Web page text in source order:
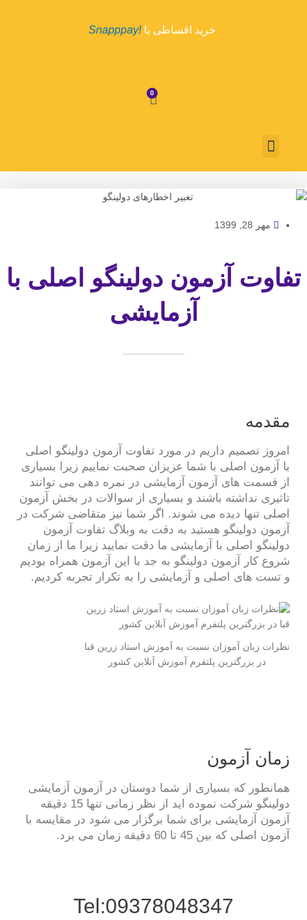
خرید اقساطی با!Snapppay
0سبد
منو
مهر 28, 1399
تفاوت آزمون دولینگو اصلی با
آزمایشی
مقدمه
امروز تصمیم داریم در مورد تفاوت آزمون دولینگو اصلی
با آزمون اصلی با شما عزیزان صحبت نماییم زیرا بسیاری
از قسمت های آزمون آزمایشی در نمره دهی می توانند
تاثیری نداشته باشند و بسیاری از سوالات در بخش آزمون
اصلی تنها دیده می شوند. اگر شما نیز متقاضی شرکت در
آزمون دولینگو هستید به دقت به وبلاگ تفاوت آزمون
دولینگو اصلی با آزمایشی ما دقت نمایید زیرا ما از زمان
شروع کار آزمون دولینگو به جد با این آزمون همراه بودیم
و تست های اصلی و آزمایشی را به تکرار تجربه کردیم.
نظرات زبان آموزان نسبت به آموزش استاد زرین قبا
در بزرگترین پلتفرم آموزش آنلاین کشور
زمان آزمون
همانطور که بسیاری از شما دوستان در آزمون آزمایشی
دولینگو شرکت نموده اید از نظر زمانی تنها 15 دقیقه
آزمون آزمایشی برای شما برگزار می شود در مقایسه با
آزمون اصلی که بین 45 تا 60 دقیقه زمان می برد.
Tel:09378048347